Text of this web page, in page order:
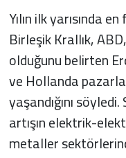
Yılın ilk yarısında
Birleşik Krallık,
olduğunu belirten
ve Hollanda
yaşandığını
artışın elektrik-
metaller